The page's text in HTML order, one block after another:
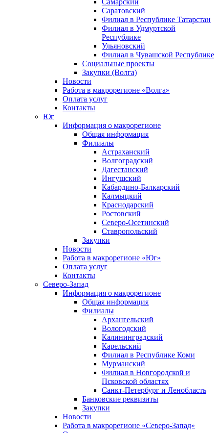
Саратовский
Филиал в Республике Татарстан
Филиал в Удмуртской
Республике
Ульяновский
Филиал в Чувашской Республике
Социальные проекты
Закупки (Волга)
Новости
Работа в макрорегионе «Волга»
Оплата услуг
Контакты
Юг
Информация о макрорегионе
Общая информация
Филиалы
Астраханский
Волгоградский
Дагестанский
Ингушский
Кабардино-Балкарский
Калмыцкий
Краснодарский
Ростовский
Северо-Осетинский
Ставропольский
Закупки
Новости
Работа в макрорегионе «Юг»
Оплата услуг
Контакты
Северо-Запад
Информация о макрорегионе
Общая информация
Филиалы
Архангельский
Вологодский
Калининградский
Карельский
Филиал в Республике Коми
Мурманский
Филиал в Новгородской и
Псковской областях
Санкт-Петербург и Ленобласть
Банковские реквизиты
Закупки
Новости
Работа в макрорегионе «Северо-Запад»